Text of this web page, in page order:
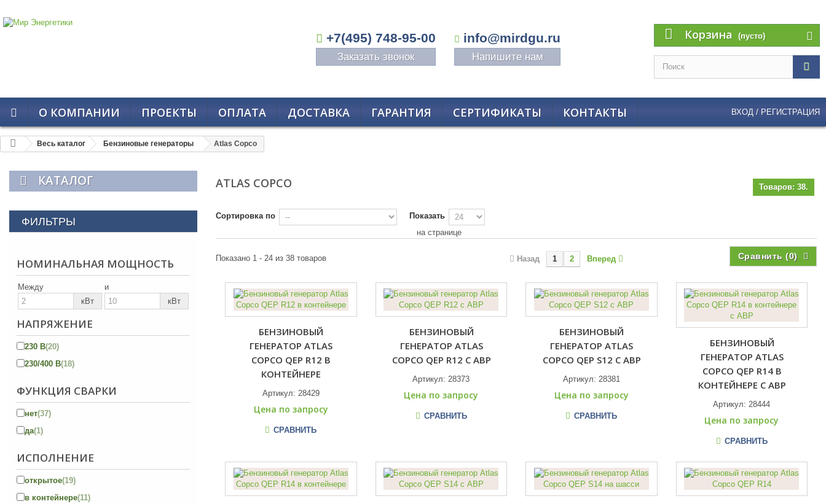
+7(495) 748-95-00 info@mirdgu.ru
Заказать звонок Напишите нам
Корзина (пусто)
О КОМПАНИИ ПРОЕКТЫ ОПЛАТА ДОСТАВКА ГАРАНТИЯ СЕРТИФИКАТЫ КОНТАКТЫ ВХОД / РЕГИСТРАЦИЯ
Весь каталог Бензиновые генераторы Atlas Copco
КАТАЛОГ
ФИЛЬТРЫ
НОМИНАЛЬНАЯ МОЩНОСТЬ
Между
кВт
и
кВт
НАПРЯЖЕНИЕ
230 В(20)
230/400 В(18)
ФУНКЦИЯ СВАРКИ
нет(37)
да(1)
ИСПОЛНЕНИЕ
открытое(19)
в контейнере(11)
ATLAS COPCO Товаров: 38.
Сортировка по
Показать
на странице
Сравнить (0)
Назад 1 2 Вперед
Показано 1 - 24 из 38 товаров
БЕНЗИНОВЫЙ
ГЕНЕРАТОР ATLAS
COPCO QEP R12 В
КОНТЕЙНЕРЕ
Артикул: 28429
Цена по запросу
СРАВНИТЬ
БЕНЗИНОВЫЙ
ГЕНЕРАТОР ATLAS
COPCO QEP R12 С АВР
Артикул:28373
Цена по запросу
СРАВНИТЬ
БЕНЗИНОВЫЙ
ГЕНЕРАТОР ATLAS
COPCO QEP S12 С АВР
Артикул: 28381
Цена по запросу
СРАВНИТЬ
БЕНЗИНОВЫЙ
ГЕНЕРАТОР ATLAS
COPCO QEP R14 В
КОНТЕЙНЕРЕ С АВР
Артикул:28444
Цена по запросу
СРАВНИТЬ